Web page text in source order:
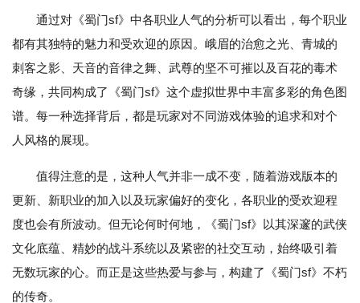
通过对《蜀门sf》中各职业人气的分析可以看出，每个职业
都有其独特的魅力和受欢迎的原因。峨眉的治愈之光、青城的
刺客之影、天音的音律之舞、武尊的坚不可摧以及百花的毒术
奇缘，共同构成了《蜀门sf》这个虚拟世界中丰富多彩的角色图
谱。每一种选择背后，都是玩家对不同游戏体验的追求和对个
人风格的展现。
值得注意的是，这种人气并非一成不变，随着游戏版本的
更新、新职业的加入以及玩家偏好的变化，各职业的受欢迎程
度也会有所波动。但无论何时何地，《蜀门sf》以其深邃的武侠
文化底蕴、精妙的战斗系统以及紧密的社交互动，始终吸引着
无数玩家的心。而正是这些热爱与参与，构建了《蜀门sf》不朽
的传奇。